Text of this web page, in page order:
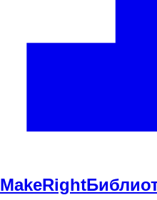
MakeRight